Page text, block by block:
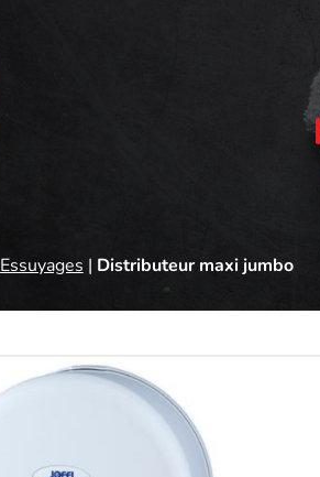
Essuyages | Distributeur maxi jumbo